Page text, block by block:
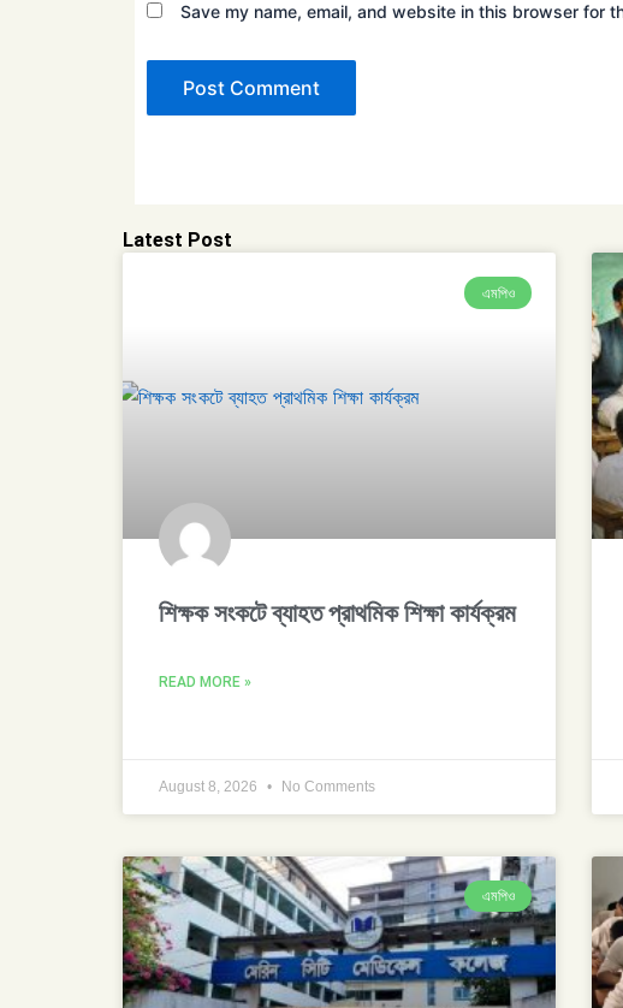
Save my name, email, and website in this browser for
Latest Post
এমপিও
শিক্ষক সংকটে ব্যাহত প্রাথমিক শিক্ষা কার্যক্রম
READ MORE »
August 8, 2026 No Comments
এমপিও